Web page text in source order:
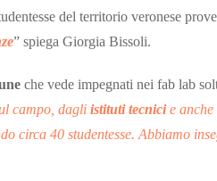
del territorio veronese
” spiega Giorgia Bissoli.
che vede impegnati nei fab lab
campo, dagli istituti tecnicie anche
circa 40 studentesse. Abbiamo